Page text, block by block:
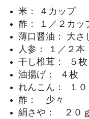
米： ４カップ
酢： １／２カッ
薄口醤油： 大さ
人参： １／２本
干し椎茸： ５枚
油揚げ： ４枚
れんこん： １０
酢： 少々
絹さや： ２０ｇ